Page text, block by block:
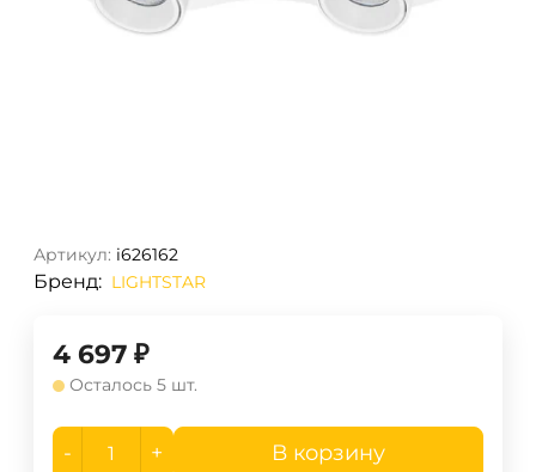
Артикул: i626162
Бренд: LIGHTSTAR
4 697 ₽
Осталось 5 шт.
- + В корзину